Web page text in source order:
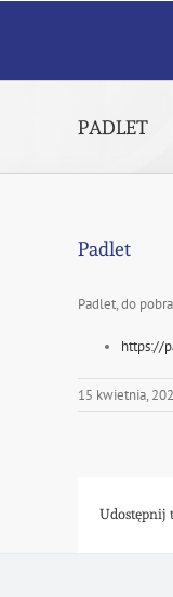
PADLET
Padlet
Padlet, do
https://
15 kwietnia,
Udostępnij